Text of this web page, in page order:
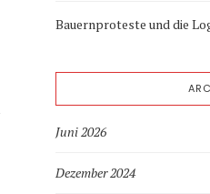
Bauernproteste und die
Juni 2026
Dezember 2024